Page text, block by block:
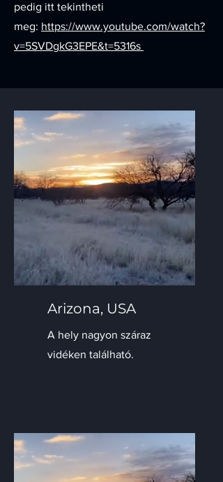
pedig itt tekintheti
meg: https://www.youtube.com/watch?
v=5SVDgkG3EPE&t=5316s
Arizona, USA
A hely nagyon száraz
vidéken található.